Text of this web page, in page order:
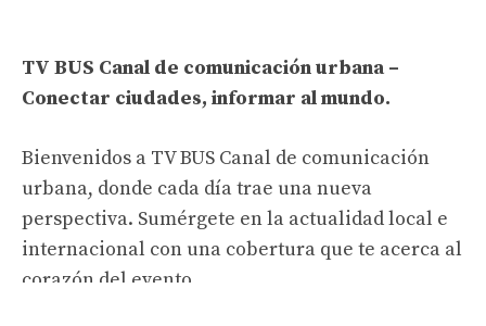
TV BUS Canal de comunicación urbana –
Conectar ciudades, informar al mundo.
Bienvenidos a TV BUS Canal de comunicación
urbana, donde cada día trae una nueva
perspectiva. Sumérgete en la actualidad local e
internacional con una cobertura que te acerca al
corazón del evento.